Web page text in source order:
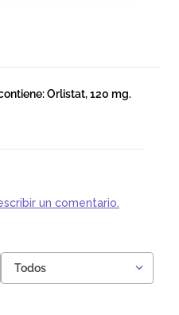
Orlistat, 120 mg.
un comentario.
Todos